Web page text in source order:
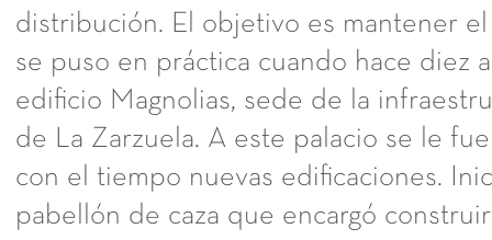
distribución. El objetivo es mantener
se puso en práctica cuando hace diez
edificio Magnolias, sede de la
de La Zarzuela. A este palacio se le
con el tiempo nuevas edificaciones.
pabellón de caza que encargó